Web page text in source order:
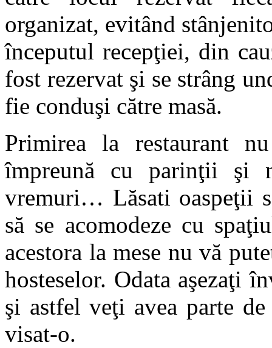
organizat, evitând
începutul recepţiei, din
fost rezervat şi se strâng
fie conduşi către masă.
Primirea la restaurant
împreună cu parinţii şi
vremuri… Lăsati oaspeţii
să se acomodeze cu
acestora la mese nu vă
hosteselor. Odata aşezaţi
şi astfel veţi avea parte
visat-o.